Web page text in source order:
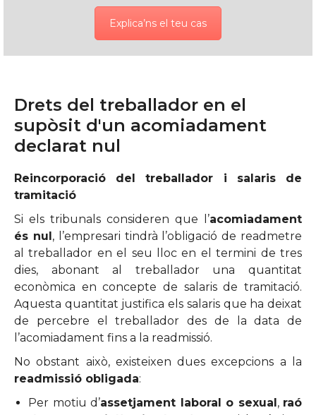
Explica’ns el teu cas
Drets del treballador en el
supòsit d'un acomiadament
declarat nul
Reincorporació del treballador i salaris de
tramitació
Si els tribunals consideren que l’acomiadament
és nul, l’empresari tindrà l’obligació de readmetre
al treballador en el seu lloc en el termini de tres
dies, abonant al treballador una quantitat
econòmica en concepte de salaris de tramitació.
Aquesta quantitat justifica els salaris que ha deixat
de percebre el treballador des de la data de
l’acomiadament fins a la readmissió.
No obstant això, existeixen dues excepcions a la
readmissió obligada:
Per motiu d’assetjament laboral o sexual, raó